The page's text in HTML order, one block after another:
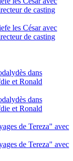
de casting
les César avec
de casting
dans
et Ronald
dans
et Ronald
de Tereza" avec
de Tereza" avec